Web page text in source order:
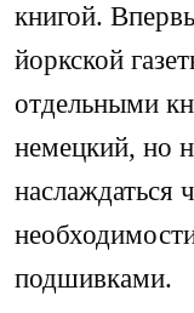
книгой.
йоркской
отдельными
немецкий, но
наслаждаться
подшивками.